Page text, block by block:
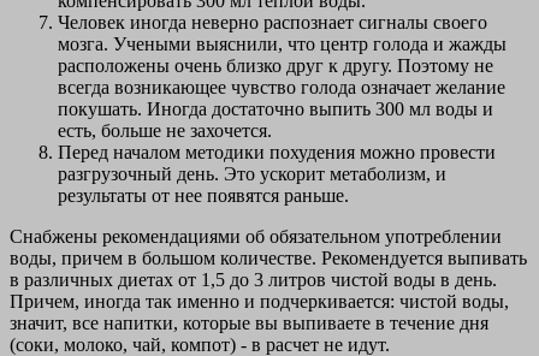
Человек иногда неверно распознает сигналы своего
мозга. Учеными выяснили, что центр голода и жажды
расположены очень близко друг к другу. Поэтому не
всегда возникающее чувство голода означает желание
покушать. Иногда достаточно выпить 300 мл воды и
есть, больше не захочется.
Перед началом методики похудения можно провести
разгрузочный день. Это ускорит метаболизм, и
результаты от нее появятся раньше.
Снабжены рекомендациями об обязательном употреблении
воды, причем в большом количестве. Рекомендуется выпивать
в различных диетах от 1,5 до 3 литров чистой воды в день.
Причем, иногда так именно и подчеркивается: чистой воды,
значит, все напитки, которые вы выпиваете в течение дня
(соки, молоко, чай, компот) - в расчет не идут.